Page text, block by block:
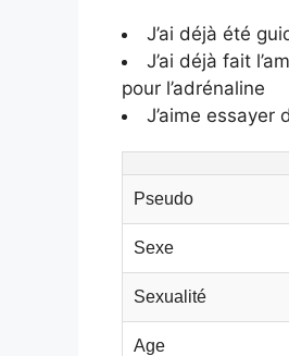
J’ai déjà été
J’ai déjà fait
pour l’adrénaline
J’aime essayer
Pseudo
Sexe
Sexualité
Age